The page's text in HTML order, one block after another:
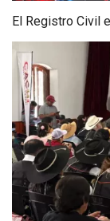
El Registro Civil